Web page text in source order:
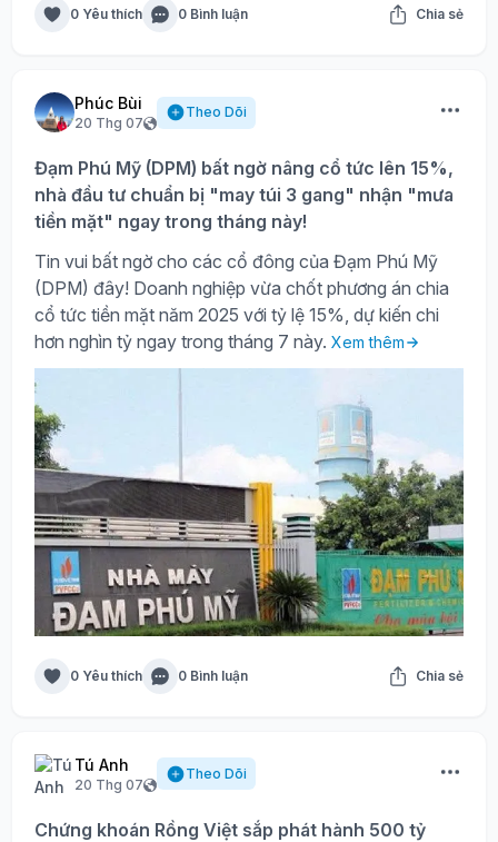
0 Yêu thích 0 Bình luận Chia sẻ
Phúc Bùi
20 Thg 07
Theo Dõi
Đạm Phú Mỹ (DPM) bất ngờ nâng cổ tức lên 15%,
nhà đầu tư chuẩn bị "may túi 3 gang" nhận "mưa
tiền mặt" ngay trong tháng này!
Tin vui bất ngờ cho các cổ đông của Đạm Phú Mỹ
(DPM) đây! Doanh nghiệp vừa chốt phương án chia
cổ tức tiền mặt năm 2025 với tỷ lệ 15%, dự kiến chi
hơn nghìn tỷ ngay trong tháng 7 này. Xem thêm
0 Yêu thích 0 Bình luận Chia sẻ
Tú Anh
20 Thg 07
Theo Dõi
Chứng khoán Rồng Việt sắp phát hành 500 tỷ